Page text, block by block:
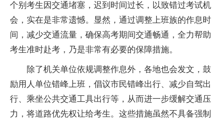
个别考生因交通堵塞，迟到时间过长，以致错过考试机
会，实在是非常遗憾。显然，通过调整上班族的作息时
间，减少交通流量，确保高考期间交通畅通，全力帮助
考生准时赴考，乃是非常有必要的保障措施。
除了机关单位依规调整作息外，各地也会发文，鼓
励用人单位错峰上班，倡议市民错峰出行、减少自驾出
行、乘坐公共交通工具出行等，从而进一步缓解交通压
力，将道路优先权让给考生。这些措施虽然不具备强制